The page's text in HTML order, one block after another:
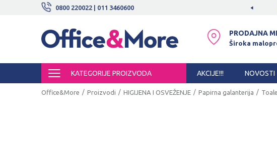
0800 220022 | 011 3460600
ISPORUKE! SIGURNO PLAĆANJE PLATNIM KARTICAMA!
PRODAJNA
Široka
KATEGORIJE PROIZVODA AKCIJE!!! NOVOSTI
Office&More Proizvodi HIGIJENA I OSVEŽENJE Papirna galanterija